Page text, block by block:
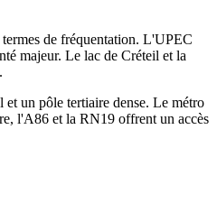
de fréquentation. L'UPEC
majeur. Le lac de Créteil et la
et un pôle tertiaire dense. Le métro
l'A86 et la RN19 offrent un accès